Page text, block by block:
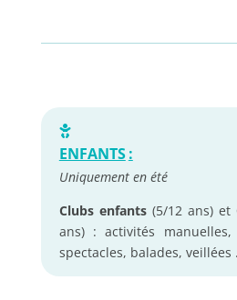
ENFANTS:
Uniquement en été
Clubs enfants (5/12 ans) et
ans) : activités
spectacles, balades, veillées